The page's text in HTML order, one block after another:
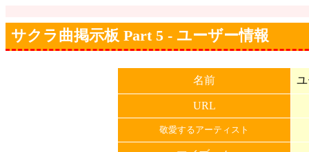
サクラ曲掲示板 Part 5 - ユーザー情報
名前
URL
敬愛するアーティスト